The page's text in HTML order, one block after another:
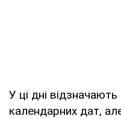
У ці дні відзначають
календарних дат,